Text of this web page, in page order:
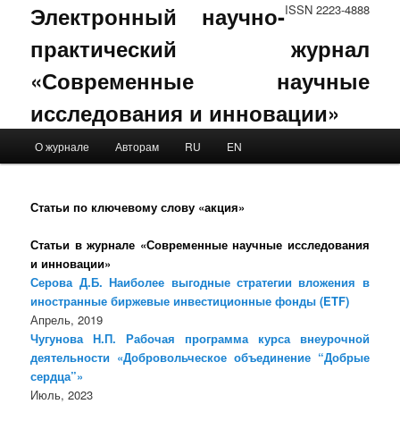
ISSN 2223-4888
Электронный научно-
практический журнал
«Современные научные
исследования и инновации»
Skip to primary content
Skip to secondary content
О журнале Авторам RU EN
Статьи по ключевому слову «акция»
Статьи в журнале «Современные научные исследования
и инновации»
Серова Д.Б. Наиболее выгодные стратегии вложения в
иностранные биржевые инвестиционные фонды (ETF)
Апрель, 2019
Чугунова Н.П. Рабочая программа курса внеурочной
деятельности «Добровольческое объединение “Добрые
сердца”»
Июль, 2023